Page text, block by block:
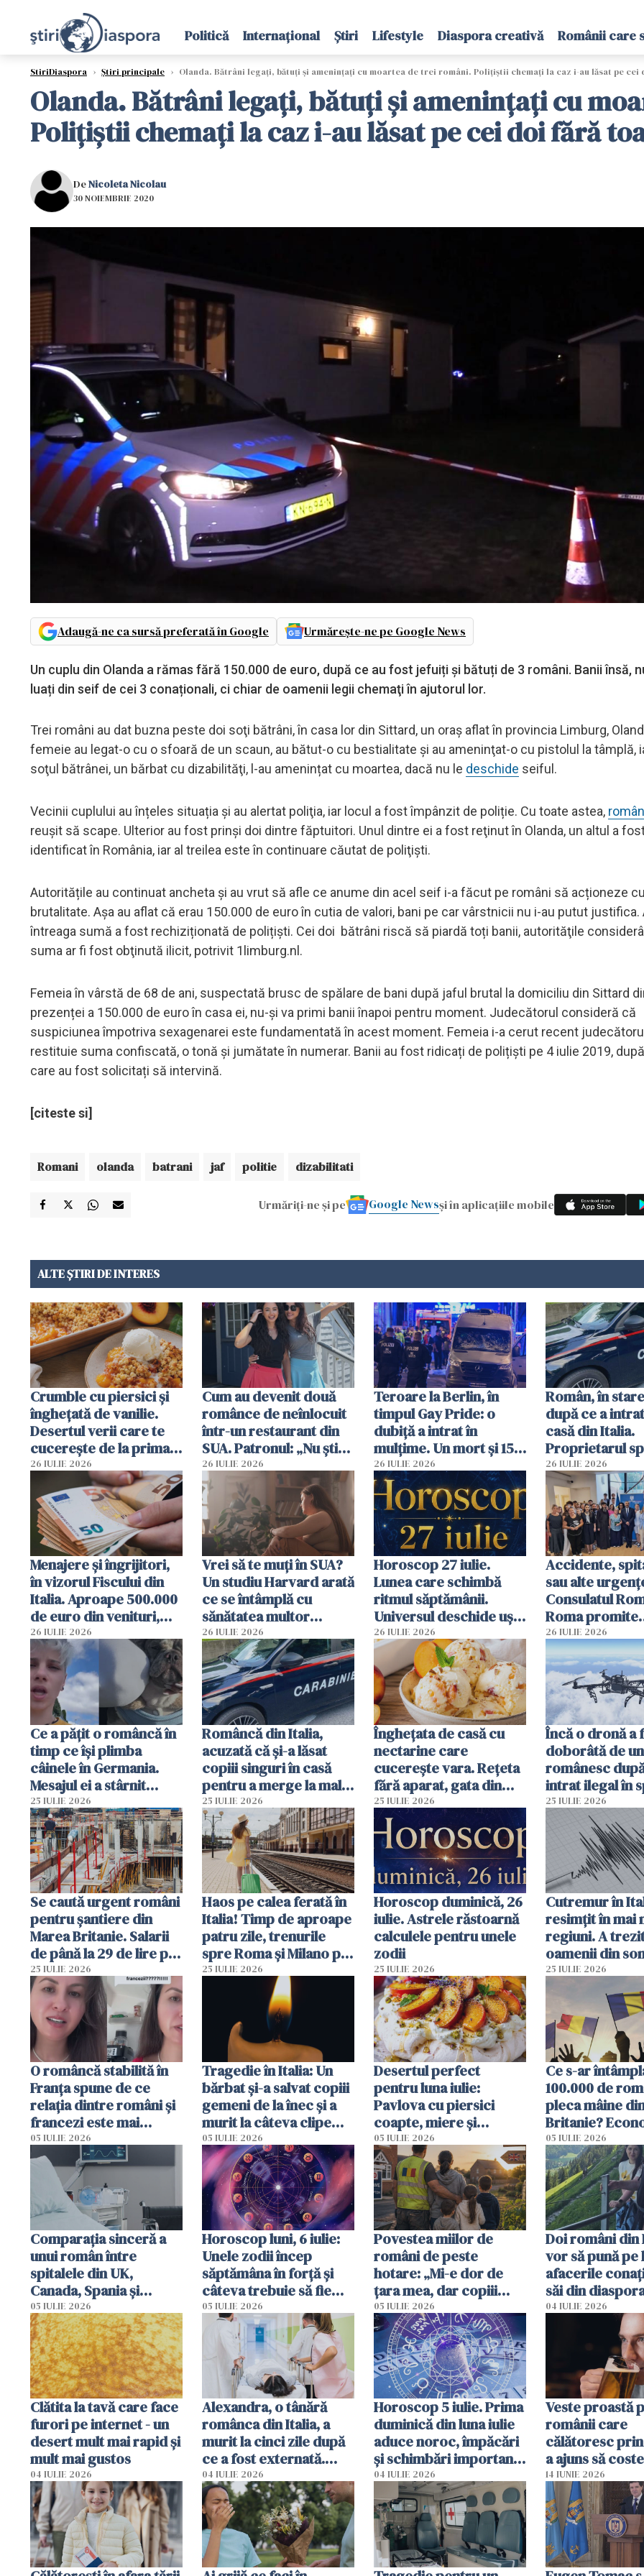
Politică Internațional Știri Lifestyle Diaspora creativă Românii care
StiriDiaspora › Știri principale › Olanda. Bătrâni legați, bătuți și amenințați cu moartea de trei români. Polițiștii chemați la caz i-au lăsat pe cei
Olanda. Bătrâni legați, bătuți și amenințați cu
Polițiștii chemați la caz i-au lăsat pe cei doi fără
DeNicoleta Nicolau
30 NOIEMBRIE 2020
Adaugă-ne ca sursă preferată în Google Urmărește-ne pe Google News
Un cuplu din Olanda a rămas fără 150.000 de euro, după ce au fost jefuiți și bătuți de 3 români. Banii însă,
luați din seif de cei 3 conaționali, ci chiar de oamenii legii chemaţi în ajutorul lor.
Trei români au dat buzna peste doi soţi bătrâni, în casa lor din Sittard, un oraş aflat în provincia Limburg,
femeie au legat-o cu o sfoară de un scaun, au bătut-o cu bestialitate şi au ameninţat-o cu pistolul la tâmplă,
soţul bătrânei, un bărbat cu dizabilităţi, l-au amenințat cu moartea, dacă nu le deschide seiful.
Vecinii cuplului au înțeles situația și au alertat poliţia, iar locul a fost împânzit de poliție. Cu toate astea,
reuşit să scape. Ulterior au fost prinși doi dintre făptuitori. Unul dintre ei a fost reţinut în Olanda, un altul a
identificat în România, iar al treilea este în continuare căutat de poliţişti.
Autoritățile au continuat ancheta și au vrut să afle ce anume din acel seif i-a făcut pe români să acționeze
brutalitate. Așa au aflat că erau 150.000 de euro în cutia de valori, bani pe car vârstnicii nu i-au putut justifica.
întreaga sumă a fost rechiziționată de polițiști. Cei doi bătrâni riscă să piardă toți banii, autorităţile
suma ar fi fost obţinută ilicit, potrivit 1limburg.nl.
Femeia în vârstă de 68 de ani, suspectată brusc de spălare de bani după jaful brutal la domiciliu din Sittard
prezenței a 150.000 de euro în casa ei, nu-și va primi banii înapoi pentru moment. Judecătorul consideră că
suspiciunea împotriva sexagenarei este fundamentată în acest moment. Femeia i-a cerut recent
restituie suma confiscată, o tonă și jumătate în numerar. Banii au fost ridicați de polițiști pe 4 iulie 2019,
care au fost solicitați să intervină.
[citeste si]
Romani olanda batrani jaf politie dizabilitati
Urmăriți-ne și pe Google Newsși în aplicațiile mobile
ALTE ȘTIRI DE INTERES
Crumble cu piersici și
înghețată de vanilie.
Desertul verii care te
cucerește de la prima
lingură
26 IULIE 2026
Cum au devenit două
românce de neînlocuit
într-un restaurant din
SUA. Patronul: „Nu știu
ce o să mă fac fără voi”
26 IULIE 2026
Teroare la Berlin, în
timpul Gay Pride: o
dubiță a intrat în
mulțime. Un mort și 15
răniți
26 IULIE 2026
Român, în
după ce a
casă din Italia.
Proprietarul
s-a apărat cu
26 IULIE 2026
Menajere și îngrijitori,
în vizorul Fiscului din
Italia. Aproape 500.000
de euro din venituri,
ascunși de autorități
26 IULIE 2026
Vrei să te muți în SUA?
Un studiu Harvard arată
ce se întâmplă cu
sănătatea multor
imigranți
26 IULIE 2026
Horoscop 27 iulie.
Lunea care schimbă
ritmul săptămânii.
Universul deschide uși
neașteptate pentru
unele zodii
26 IULIE 2026
Accidente,
sau alte
Consulatul
Roma promite
intervenții în
de ore
26 IULIE 2026
Ce a pățit o româncă în
timp ce își plimba
câinele în Germania.
Mesajul ei a stârnit
dezbateri aprinse
25 IULIE 2026
Româncă din Italia,
acuzată că și-a lăsat
copiii singuri în casă
pentru a merge la mall.
Vecinii au dat alarma
25 IULIE 2026
Înghețata de casă cu
nectarine care
cucerește vara. Rețeta
fără aparat, gata din
câteva ingrediente
25 IULIE 2026
Încă o dronă a
doborâtă de un
românesc
intrat ilegal în
aerian al
25 IULIE 2026
Se caută urgent români
pentru șantiere din
Marea Britanie. Salarii
de până la 29 de lire pe
oră
25 IULIE 2026
Haos pe calea ferată în
Italia! Timp de aproape
patru zile, trenurile
spre Roma și Milano pot
întârzia până la 3 ore
25 IULIE 2026
Horoscop duminică, 26
iulie. Astrele răstoarnă
calculele pentru unele
zodii
25 IULIE 2026
Cutremur în
resimțit în mai
regiuni. A
oamenii din
un alt seism
o zi înainte
25 IULIE 2026
O româncă stabilită în
Franța spune de ce
relația dintre români și
francezi este mai
complicată decât pare
05 IULIE 2026
Tragedie în Italia: Un
bărbat și-a salvat copiii
gemeni de la înec și a
murit la câteva clipe
după ce i-a adus la mal
05 IULIE 2026
Desertul perfect
pentru luna iulie:
Pavlova cu piersici
coapte, miere și
lavandă
05 IULIE 2026
Ce s-ar
100.000 de
pleca mâine
Britanie?
resimți imediat
05 IULIE 2026
Comparația sinceră a
unui român între
spitalele din UK,
Canada, Spania și
România
05 IULIE 2026
Horoscop luni, 6 iulie:
Unele zodii încep
săptămâna în forță și
câteva trebuie să fie
prudente
05 IULIE 2026
Povestea miilor de
români de peste
hotare: „Mi-e dor de
țara mea, dar copiii
spun că Anglia e casa
noastră”
05 IULIE 2026
Doi români din
vor să pună pe
afacerile
săi din
ajută mai exact
04 IULIE 2026
Clătita la tavă care face
furori pe internet - un
desert mult mai rapid și
mult mai gustos
04 IULIE 2026
Alexandra, o tânără
românca din Italia, a
murit la cinci zile după
ce a fost externată.
Anchetă pentru omor
din culpă
04 IULIE 2026
Horoscop 5 iulie. Prima
duminică din luna iulie
aduce noroc, împăcări
și schimbări importante
pentru câteva zodii
04 IULIE 2026
Veste proastă
românii care
călătoresc
a ajuns să
de bere
14 IUNIE 2026